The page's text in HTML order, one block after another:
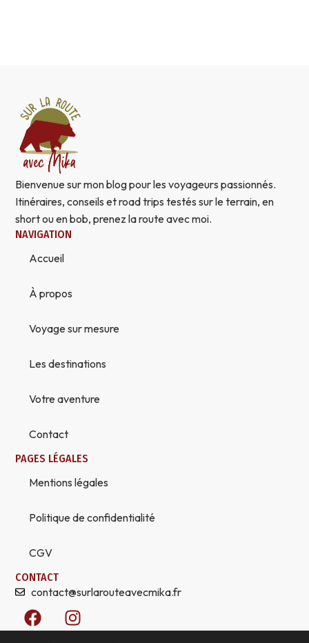
Bienvenue sur mon blog pour les voyageurs passionnés.
Itinéraires, conseils et road trips testés sur le terrain, en
short ou en bob, prenez la route avec moi.
NAVIGATION
Accueil
À propos
Voyage sur mesure
Les destinations
Votre aventure
Contact
PAGES LÉGALES
Mentions légales
Politique de confidentialité
CGV
CONTACT
contact@surlarouteavecmika.fr
F
a
I
n